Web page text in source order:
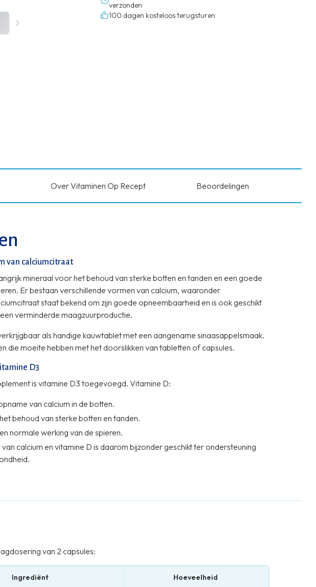
verzonden
100 dagen kosteloos terugsturen
Over Vitaminen Op Recept Beoordelingen
van calciumcitraat
mineraal voor het behoud van sterke botten en tanden en een goede
Er bestaan verschillende vormen van calcium, waaronder
staat bekend om zijn goede opneembaarheid en is ook geschikt
verminderde maagzuurproductie.
als handige kauwtablet met een aangename sinaasappelsmaak.
die moeite hebben met het doorslikken van tabletten of capsules.
D3
is vitamine D3 toegevoegd. Vitamine D:
van calcium in de botten.
behoud van sterke botten en tanden.
normale werking van de spieren.
calcium en vitamine D is daarom bijzonder geschikt ter ondersteuning
spieren.
van valpreventie: vanaf ongeveer 60 jaar neemt het risico op vallen en
Calcium in combinatie met vitamine D kan bijdragen aan het verminderen
van 2 capsules:
Ingrediënt Hoeveelheid